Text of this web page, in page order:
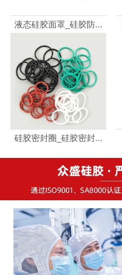
液态硅胶面罩_硅胶防...
硅胶密封圈_硅胶密封...